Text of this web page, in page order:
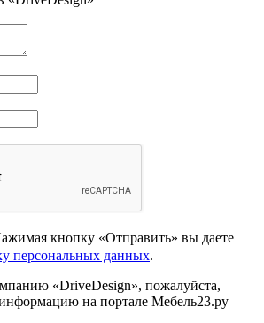
кнопку «Отправить» вы даете
персональных данных.
«DriveDesign», пожалуйста,
на портале Мебель23.ру